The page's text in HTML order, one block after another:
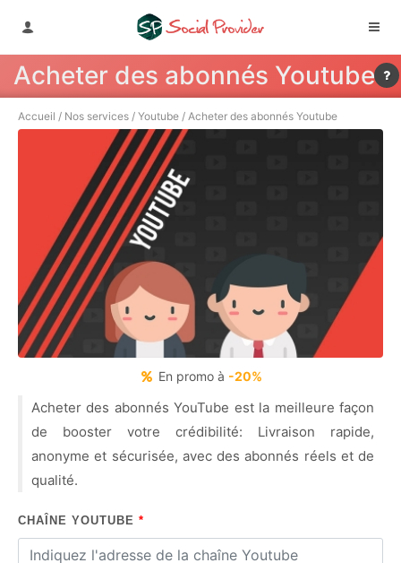
Acheter des abonnés Youtube
Accueil / Nos services / Youtube / Acheter des abonnés Youtube
En promo à -20%
Acheter des abonnés YouTube est la meilleure façon
de booster votre crédibilité: Livraison rapide,
anonyme et sécurisée, avec des abonnés réels et de
qualité.
CHAÎNE YOUTUBE *